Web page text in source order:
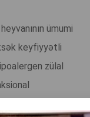
ümumi
keyfiyyətli
zülal
qoxuya